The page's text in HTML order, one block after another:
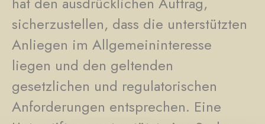
sicherzustellen, dass die unterstützten
Anliegen im Allgemeininteresse
liegen und den geltenden
gesetzlichen und regulatorischen
Anforderungen entsprechen. Eine